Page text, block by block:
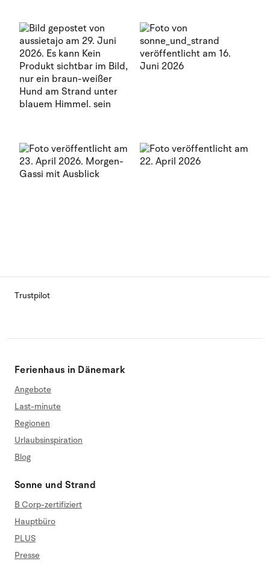
Trustpilot
Ferienhaus in Dänemark
Angebote
Last-minute
Regionen
Urlaubsinspiration
Blog
Sonne und Strand
B Corp-zertifiziert
Hauptbüro
PLUS
Presse